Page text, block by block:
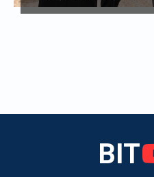
BIT